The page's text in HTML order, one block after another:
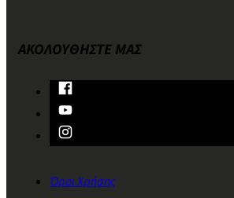
ΑΚΟΛΟΥΘΗΣΤΕ ΜΑΣ
Όροι Χρήσης